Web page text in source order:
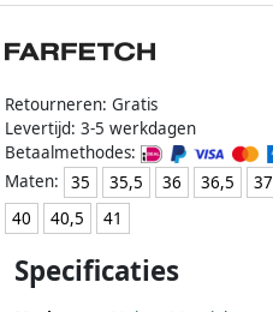
Retourneren: Gratis
Levertijd: 3-5 werkdagen
Betaalmethodes:
Maten:
35 35,5 36 36,5 37
40
40,5 41
Specificaties